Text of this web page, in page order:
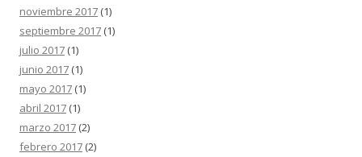
noviembre 2017 (1)
septiembre 2017 (1)
julio 2017 (1)
junio 2017 (1)
mayo 2017 (1)
abril 2017 (1)
marzo 2017 (2)
febrero 2017 (2)